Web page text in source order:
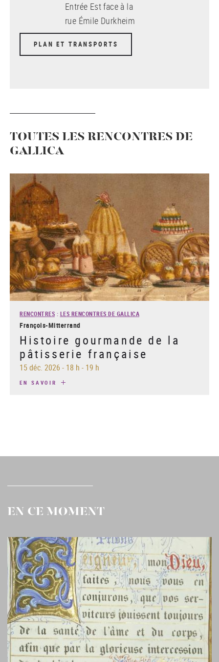
Entrée Est face à la
rue Émile Durkheim
PLAN ET TRANSPORTS
TOUTES LES RENCONTRES DE
GALLICA
RENCONTRES : LES RENCONTRES DE GALLICA
François-Mitterrand
Histoire gourmande de la
pâtisserie française
15 déc. 2026 - 18 h - 19 h
EN SAVOIR
EN CE MOMENT